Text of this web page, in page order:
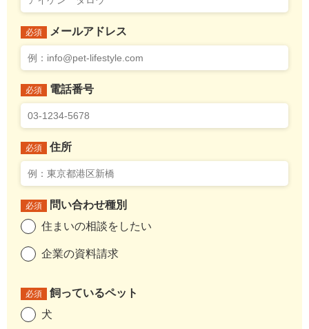
必須 メールアドレス
必須 電話番号
必須 住所
必須
問い合わせ種別
住まいの相談をしたい
企業の資料請求
必須
飼っているペット
犬